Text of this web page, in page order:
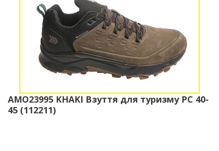
AMO23995 KHAKI Взуття для туризму РС 40-
45 (112211)